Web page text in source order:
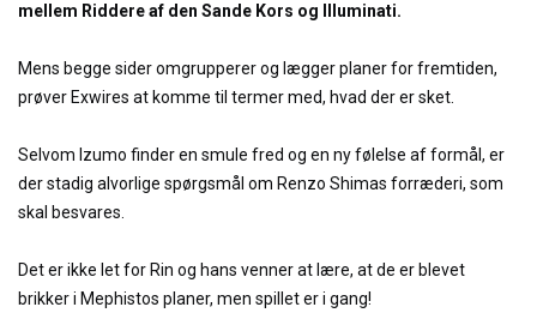
mellem Riddere af den Sande Kors og Illuminati.
Mens begge sider omgrupperer og lægger planer for fremtiden,
prøver Exwires at komme til termer med, hvad der er sket.
Selvom Izumo finder en smule fred og en ny følelse af formål, er
der stadig alvorlige spørgsmål om Renzo Shimas forræderi, som
skal besvares.
Det er ikke let for Rin og hans venner at lære, at de er blevet
brikker i Mephistos planer, men spillet er i gang!